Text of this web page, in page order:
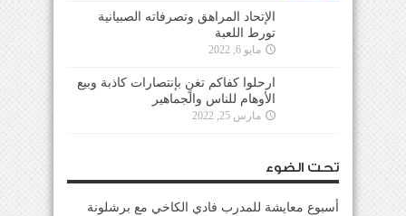
الإتحاد المراهق وتصرفاته الصبيانية
تورط اللعبة
مايو 6, 2022
ارحلوا كفاكم تغنٍ بإنتصارات كاذبة وبيع
الأوهام للناس والجماهير
مارس 25, 2022
تحت الضوء
أسبوع معايشة للمدرب فادي الكاخي مع برشلونة